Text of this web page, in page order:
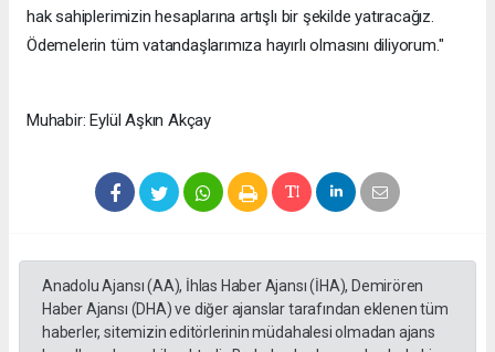
hak sahiplerimizin hesaplarına artışlı bir şekilde yatıracağız.
Ödemelerin tüm vatandaşlarımıza hayırlı olmasını diliyorum."
Muhabir: Eylül Aşkın Akçay
Anadolu Ajansı (AA), İhlas Haber Ajansı (İHA), Demirören
Haber Ajansı (DHA) ve diğer ajanslar tarafından eklenen tüm
haberler, sitemizin editörlerinin müdahalesi olmadan ajans